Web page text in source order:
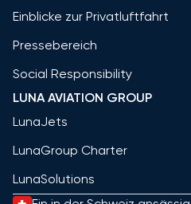
Einblicke zur Privatluftfahrt
Pressebereich
Social Responsibility
LUNA AVIATION GROUP
LunaJets
LunaGroup Charter
LunaSolutions